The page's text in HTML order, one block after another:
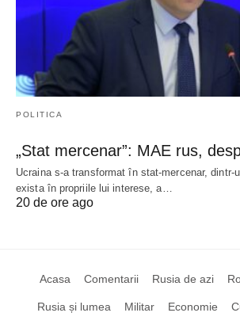
POLITICA
„Stat mercenar”: MAE rus,
Ucraina s-a transformat în stat-mercenar, dintr-
exista în propriile lui interese, a…
20 de ore ago
Acasa Comentarii Rusia de azi
Rusia și lumea Militar Economie